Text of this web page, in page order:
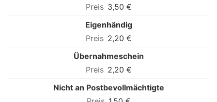
3,50 €
Eigenhändig
2,20 €
Übernahmeschein
2,20 €
Nicht an Postbevollmächtigte